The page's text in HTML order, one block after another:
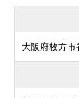
大阪府枚方市